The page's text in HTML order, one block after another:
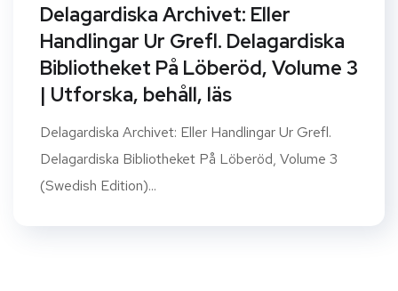
Delagardiska Archivet: Eller
Handlingar Ur Grefl. Delagardiska
Bibliotheket På Löberöd, Volume 3
| Utforska, behåll, läs
Delagardiska Archivet: Eller Handlingar Ur Grefl.
Delagardiska Bibliotheket På Löberöd, Volume 3
(Swedish Edition)...